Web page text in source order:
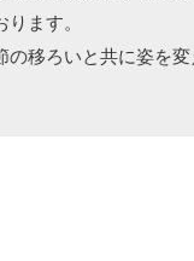
ます。
の移ろいと共に姿を